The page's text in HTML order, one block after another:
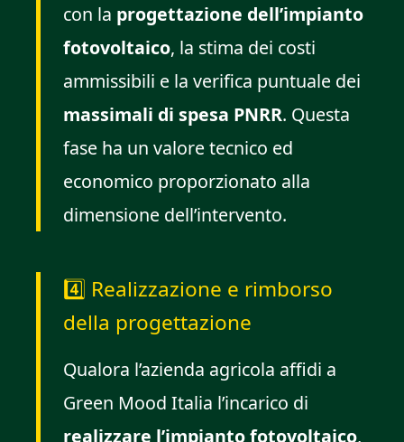
con la progettazione dell’impianto
fotovoltaico, la stima dei costi
ammissibili e la verifica puntuale dei
massimali di spesa PNRR. Questa
fase ha un valore tecnico ed
economico proporzionato alla
dimensione dell’intervento.
4️⃣ Realizzazione e rimborso
della progettazione
Qualora l’azienda agricola affidi a
Green Mood Italia l’incarico di
realizzare l’impianto fotovoltaico,